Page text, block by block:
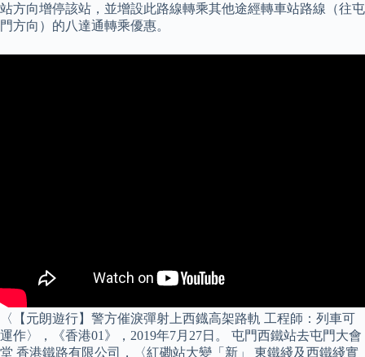
站方向增停該站，並增設此路線轉乘其他途經轉車站路線（往屯
門方向）的八達通轉乘優惠。
〈【元朗遊行】警方催淚彈射上西鐡高架路軌 工程師：列車可
運作〉，《香港01》，2019年7月27日。 屯門西鐵站去屯門大會
堂 香港鐵路有限公司，〈紅磡站大變「新」 東鐵綫及西鐵綫實